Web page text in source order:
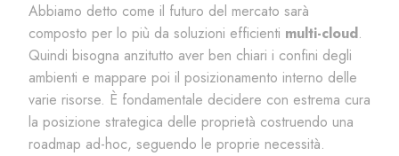
Abbiamo detto come il futuro del mercato sarà
composto per lo più da soluzioni efficienti multi-cloud.
Quindi bisogna anzitutto aver ben chiari i confini degli
ambienti e mappare poi il posizionamento interno delle
varie risorse. È fondamentale decidere con estrema cura
la posizione strategica delle proprietà costruendo una
roadmap ad-hoc, seguendo le proprie necessità.